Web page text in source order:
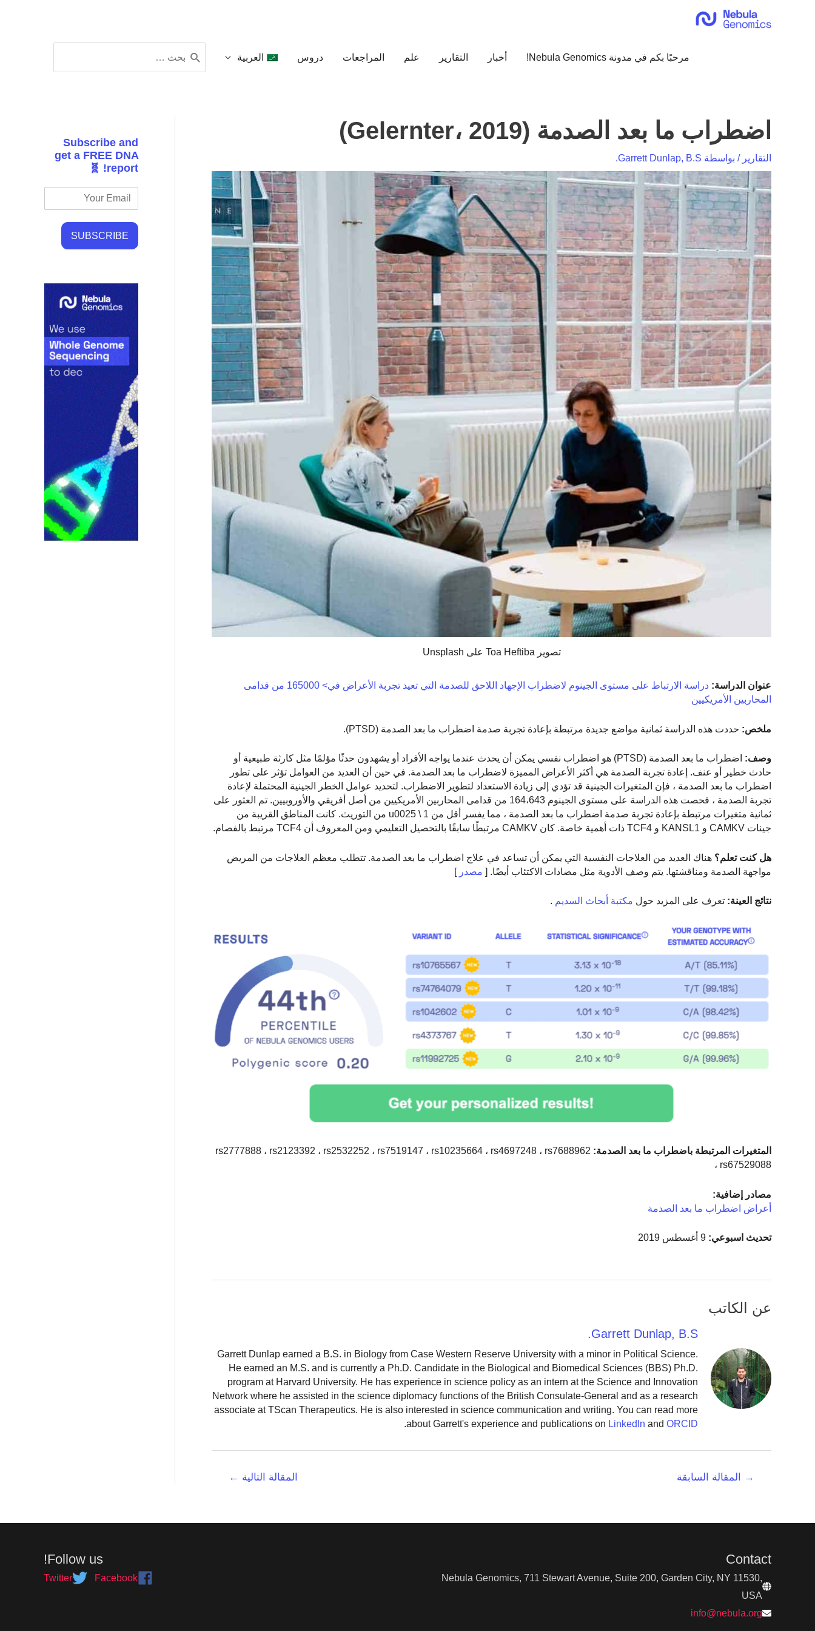
مرحبًا بكم في مدونة Nebula Genomics! أخبار التقارير علم المراجعات دروس العربية
عن:
اضطراب ما بعد الصدمة (Gelernter، 2019)
التقارير / بواسطة Garrett Dunlap, B.S.
تصوير Toa Heftiba على Unsplash
عنوان الدراسة:
دراسة الارتباط على مستوى الجينوم لاضطراب الإجهاد اللاحق للصدمة التي تعيد تجربة الأعراض في> 165000 من قدامى
المحاربين الأمريكيين
ملخص: حددت هذه الدراسة ثمانية مواضع جديدة مرتبطة بإعادة تجربة صدمة اضطراب ما بعد الصدمة (PTSD).
وصف:
اضطراب ما بعد الصدمة (PTSD) هو اضطراب نفسي يمكن أن يحدث عندما يواجه الأفراد أو يشهدون حدثًا مؤلمًا مثل كارثة طبيعية أو
حادث خطير أو عنف. إعادة تجربة الصدمة هي أكثر الأعراض المميزة لاضطراب ما بعد الصدمة. في حين أن العديد من العوامل تؤثر على تطور
اضطراب ما بعد الصدمة ، فإن المتغيرات الجينية قد تؤدي إلى زيادة الاستعداد لتطوير الاضطراب. لتحديد عوامل الخطر الجينية المحتملة لإعادة
تجربة الصدمة ، فحصت هذه الدراسة على مستوى الجينوم 164،643 من قدامى المحاربين الأمريكيين من أصل أفريقي والأوروبيين. تم العثور على
ثمانية متغيرات مرتبطة بإعادة تجربة صدمة اضطراب ما بعد الصدمة ، مما يفسر أقل من 1 \ u0025 من التوريث. كانت المناطق القريبة من
جينات CAMKV و KANSL1 و TCF4 ذات أهمية خاصة. كان CAMKV مرتبطًا سابقًا بالتحصيل التعليمي ومن المعروف أن TCF4 مرتبط بالفصام.
هل كنت تعلم؟ هناك العديد من العلاجات النفسية التي يمكن أن تساعد في علاج اضطراب ما بعد الصدمة. تتطلب معظم العلاجات من المريض
مواجهة الصدمة ومناقشتها. يتم وصف الأدوية مثل مضادات الاكتئاب أيضًا. [ مصدر ]
نتائج العينة: تعرف على المزيد حول مكتبة أبحاث السديم .
المتغيرات المرتبطة باضطراب ما بعد الصدمة: rs2777888 ، rs2123392 ، rs2532252 ، rs7519147 ، rs10235664 ، rs4697248 ، rs7688962
، rs67529088
مصادر إضافية:
أعراض اضطراب ما بعد الصدمة
تحديث اسبوعي:
عن الكاتب
Garrett Dunlap, B.S.
Garrett Dunlap earned a B.S. in Biology from Case Western Reserve University with a minor in Political Science.
He earned an M.S. and is currently a Ph.D. Candidate in the Biological and Biomedical Sciences (BBS) Ph.D.
program at Harvard University. He has experience in science policy as an intern at the Science and Innovation
Network where he assisted in the science diplomacy functions of the British Consulate-General and as a research
associate at TScan Therapeutics. He is also interested in science communication and writing. You can read more
about Garrett's experience and publications on LinkedIn and ORCID
.
تصفّح→ المقالة السابقة المقالة التالية ←
Subscribe and
get a FREE DNA
report! 🧬
SUBSCRIBE
Contact
Nebula Genomics, 711 Stewart Avenue, Suite 200, Garden City, NY 11530,
USA
info@nebula.org
Follow us!
Facebook
Twitter